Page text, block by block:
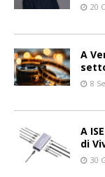
20
A
8
A
di
30